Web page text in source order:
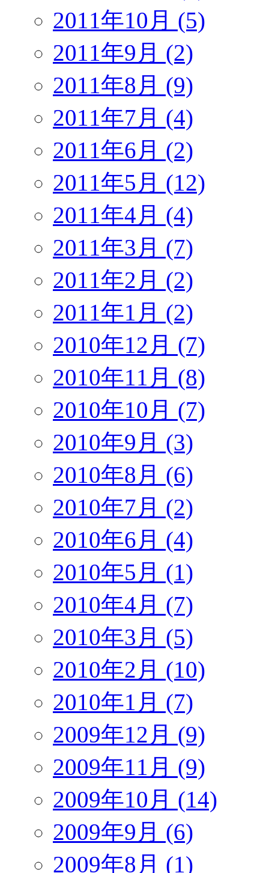
2011年10月 (5)
2011年9月 (2)
2011年8月 (9)
2011年7月 (4)
2011年6月 (2)
2011年5月 (12)
2011年4月 (4)
2011年3月 (7)
2011年2月 (2)
2011年1月 (2)
2010年12月 (7)
2010年11月 (8)
2010年10月 (7)
2010年9月 (3)
2010年8月 (6)
2010年7月 (2)
2010年6月 (4)
2010年5月 (1)
2010年4月 (7)
2010年3月 (5)
2010年2月 (10)
2010年1月 (7)
2009年12月 (9)
2009年11月 (9)
2009年10月 (14)
2009年9月 (6)
2009年8月 (1)